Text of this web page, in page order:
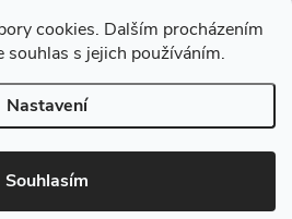
cookies. Dalším procházením
s jejich používáním.
Nastavení
Souhlasím